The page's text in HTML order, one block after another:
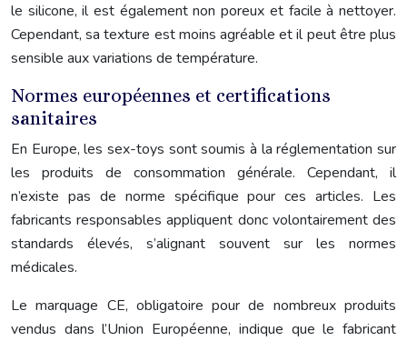
le silicone, il est également non poreux et facile à nettoyer.
Cependant, sa texture est moins agréable et il peut être plus
sensible aux variations de température.
Normes européennes et certifications
sanitaires
En Europe, les sex-toys sont soumis à la réglementation sur
les produits de consommation générale. Cependant, il
n’existe pas de norme spécifique pour ces articles. Les
fabricants responsables appliquent donc volontairement des
standards élevés, s’alignant souvent sur les normes
médicales.
Le marquage CE, obligatoire pour de nombreux produits
vendus dans l’Union Européenne, indique que le fabricant